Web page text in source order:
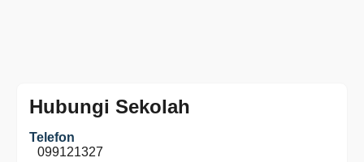
Hubungi Sekolah
Telefon
099121327